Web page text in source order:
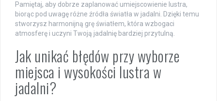
Pamiętaj, aby dobrze zaplanować umiejscowienie lustra,
biorąc pod uwagę różne źródła światła w jadalni. Dzięki temu
stworzysz harmonijną grę światłem, która wzbogaci
atmosferę i uczyni Twoją jadalnię bardziej przytulną.
Jak unikać błędów przy wyborze
miejsca i wysokości lustra w
jadalni?